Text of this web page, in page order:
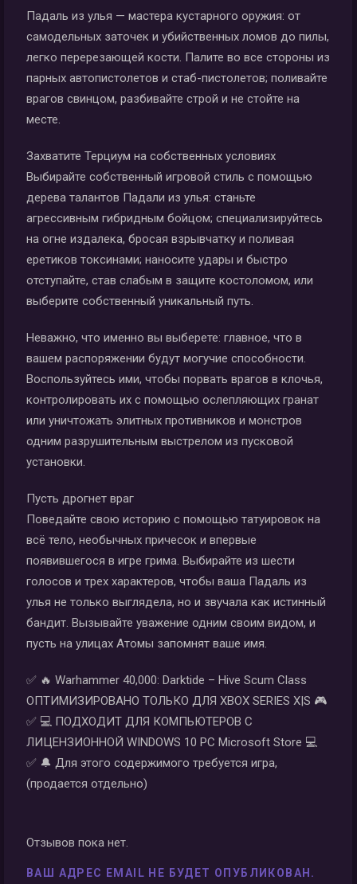
Падаль из улья — мастера кустарного оружия: от
самодельных заточек и убийственных ломов до пилы,
легко перерезающей кости. Палите во все стороны из
парных автопистолетов и стаб-пистолетов; поливайте
врагов свинцом, разбивайте строй и не стойте на
месте.
Захватите Терциум на собственных условиях
Выбирайте собственный игровой стиль с помощью
дерева талантов Падали из улья: станьте
агрессивным гибридным бойцом; специализируйтесь
на огне издалека, бросая взрывчатку и поливая
еретиков токсинами; наносите удары и быстро
отступайте, став слабым в защите костоломом, или
выберите собственный уникальный путь.
Неважно, что именно вы выберете: главное, что в
вашем распоряжении будут могучие способности.
Воспользуйтесь ими, чтобы порвать врагов в клочья,
контролировать их с помощью ослепляющих гранат
или уничтожать элитных противников и монстров
одним разрушительным выстрелом из пусковой
установки.
Пусть дрогнет враг
Поведайте свою историю с помощью татуировок на
всё тело, необычных причесок и впервые
появившегося в игре грима. Выбирайте из шести
голосов и трех характеров, чтобы ваша Падаль из
улья не только выглядела, но и звучала как истинный
бандит. Вызывайте уважение одним своим видом, и
пусть на улицах Атомы запомнят ваше имя.
✅ 🔥 Warhammer 40,000: Darktide – Hive Scum Class
ОПТИМИЗИРОВАНО ТОЛЬКО ДЛЯ XBOX SERIES X|S 🎮
✅ 💻 ПОДХОДИТ ДЛЯ КОМПЬЮТЕРОВ С
ЛИЦЕНЗИОННОЙ WINDOWS 10 PC Microsoft Store 💻
✅ 🔔 Для этого содержимого требуется игра,
(продается отдельно)
Отзывов пока нет.
ВАШ АДРЕС EMAIL НЕ БУДЕТ ОПУБЛИКОВАН.